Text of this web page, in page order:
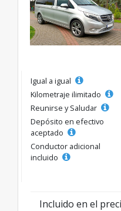
Igual a igual
Kilometraje ilimitado
Reunirse y Saludar
Depósito en efectivo
aceptado
Conductor adicional
incluido
Incluido en el